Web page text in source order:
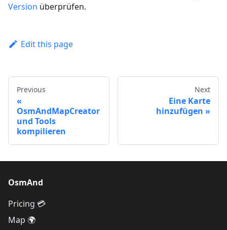
Version überprüfen.
Edit this page
Previous
OsmAndMapCreator
und Tools
kompilieren
Next
Eine Karte
hinzufügen
OsmAnd
Pricing 💳
Map 🌍